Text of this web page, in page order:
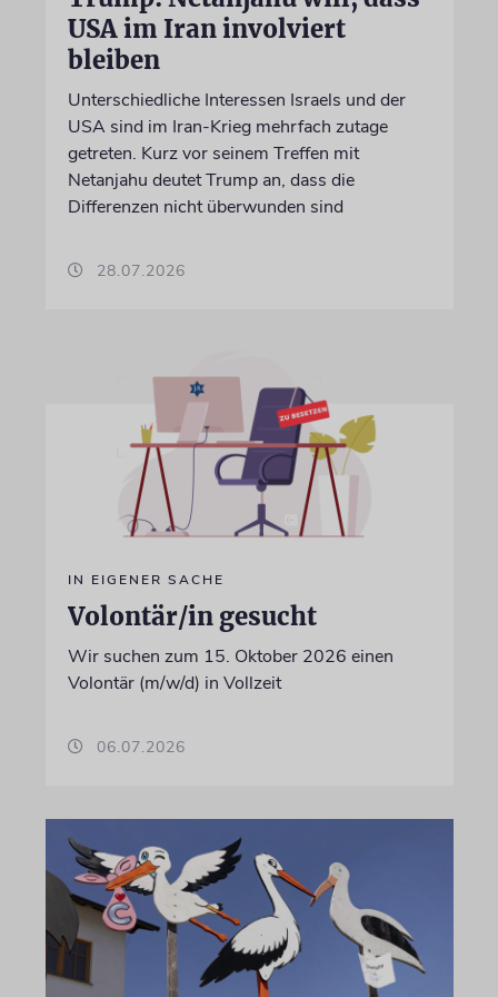
USA im Iran involviert
bleiben
Unterschiedliche Interessen Israels und der
USA sind im Iran-Krieg mehrfach zutage
getreten. Kurz vor seinem Treffen mit
Netanjahu deutet Trump an, dass die
Differenzen nicht überwunden sind
28.07.2026
IN EIGENER SACHE
Volontär/in gesucht
Wir suchen zum 15. Oktober 2026 einen
Volontär (m/w/d) in Vollzeit
06.07.2026